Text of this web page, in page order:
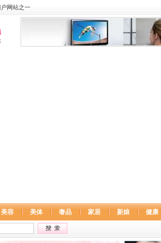
网站之一
美容 美体 奢品 家居 新娘 健康